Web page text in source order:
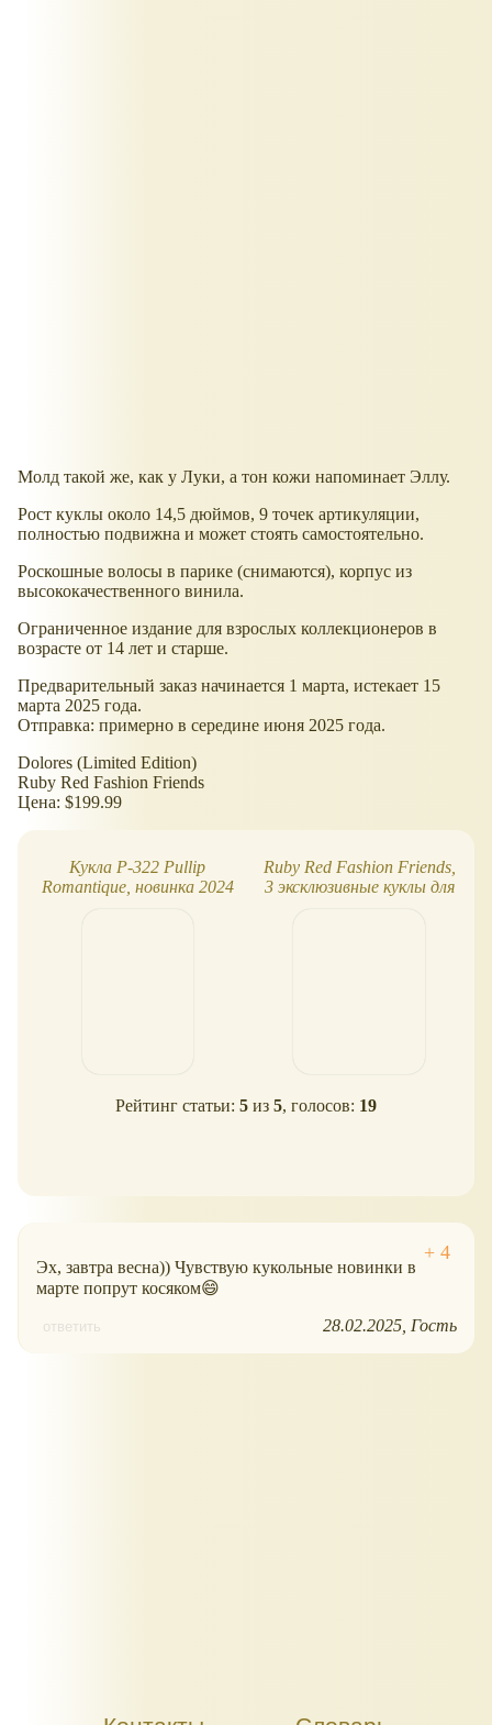
Молд такой же, как у Луки, а тон кожи напоминает Эллу.
Рост куклы около 14,5 дюймов, 9 точек артикуляции,
полностью подвижна и может стоять самостоятельно.
Роскошные волосы в парике (снимаются), корпус из
высококачественного винила.
Ограниченное издание для взрослых коллекционеров в
возрасте от 14 лет и старше.
Предварительный заказ начинается 1 марта, истекает 15
марта 2025 года.
Отправка: примерно в середине июня 2025 года.
Dolores (Limited Edition)
Ruby Red Fashion Friends
Цена: $199.99
Кукла P-322 Pullip
Romantique, новинка 2024
Ruby Red Fashion Friends,
3 эксклюзивные куклы для
Рейтинг статьи: 5 из 5, голосов: 19
Эх, завтра весна)) Чувствую кукольные новинки в
марте попрут косяком😄
ответить 28.02.2025 Гость